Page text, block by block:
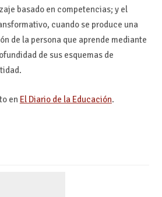
basado en competencias; y el
cuando se produce una
de la persona que aprende mediante
de sus esquemas de
en El Diario de la Educación.